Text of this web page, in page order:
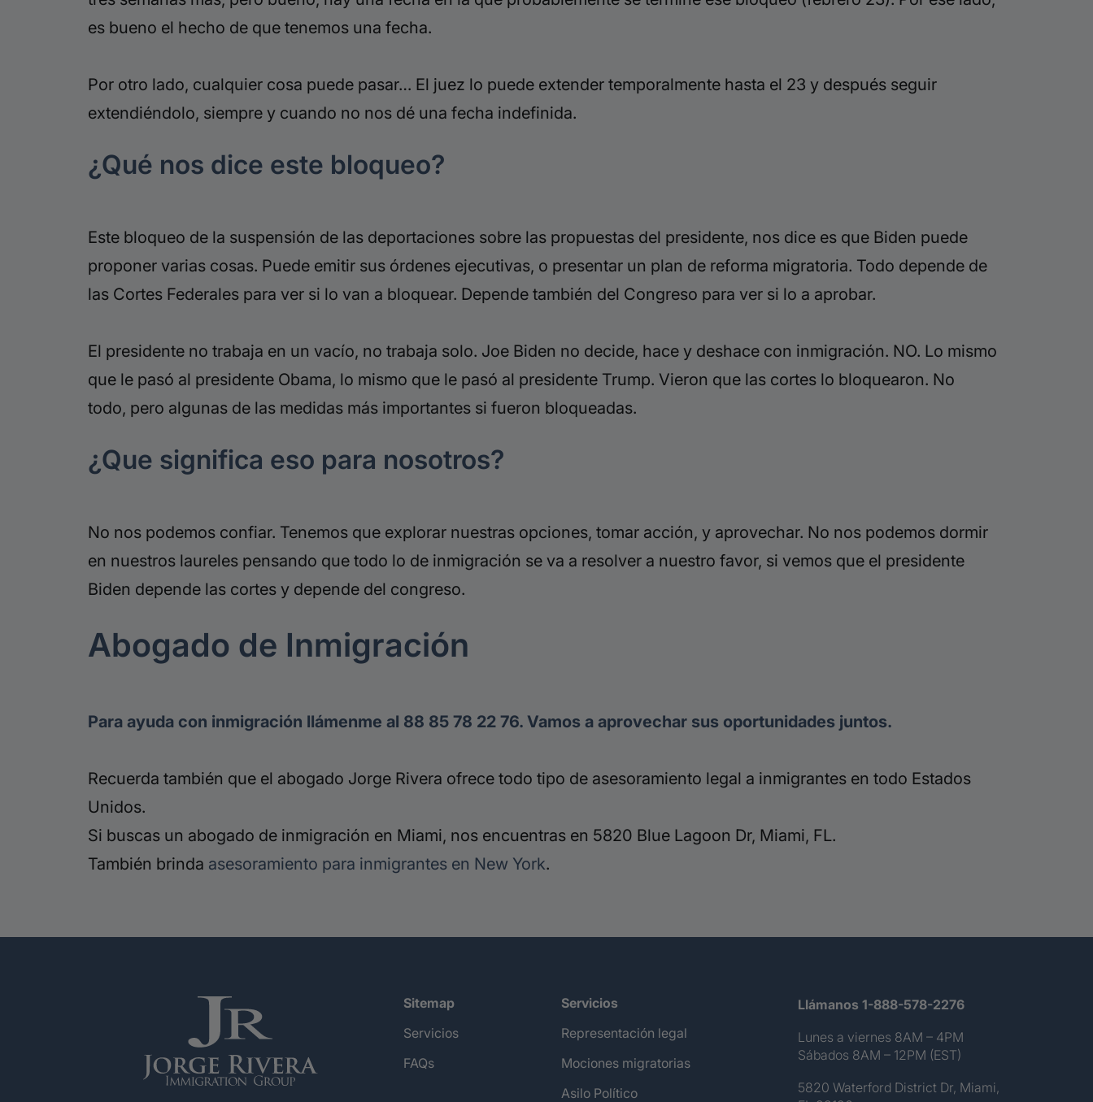
es bueno el hecho de que tenemos una fecha.
Por otro lado, cualquier cosa puede pasar… El juez lo puede extender temporalmente hasta el 23 y después seguir
extendiéndolo, siempre y cuando no nos dé una fecha indefinida.
¿Qué nos dice este bloqueo?
Este bloqueo de la suspensión de las deportaciones sobre las propuestas del presidente, nos dice es que Biden puede
proponer varias cosas. Puede emitir sus órdenes ejecutivas, o presentar un plan de reforma migratoria. Todo depende de
las Cortes Federales para ver si lo van a bloquear. Depende también del Congreso para ver si lo a aprobar.
El presidente no trabaja en un vacío, no trabaja solo. Joe Biden no decide, hace y deshace con inmigración. NO. Lo mismo
que le pasó al presidente Obama, lo mismo que le pasó al presidente Trump. Vieron que las cortes lo bloquearon. No
todo, pero algunas de las medidas más importantes si fueron bloqueadas.
¿Que significa eso para nosotros?
No nos podemos confiar. Tenemos que explorar nuestras opciones, tomar acción, y aprovechar. No nos podemos dormir
en nuestros laureles pensando que todo lo de inmigración se va a resolver a nuestro favor, si vemos que el presidente
Biden depende las cortes y depende del congreso.
Abogado de Inmigración
Para ayuda con inmigración llámenme al 88 85 78 22 76. Vamos a aprovechar sus oportunidades juntos.
Recuerda también que el abogado Jorge Rivera ofrece todo tipo de asesoramiento legal a inmigrantes en todo Estados
Unidos.
Si buscas un abogado de inmigración en Miami, nos encuentras en 5820 Blue Lagoon Dr, Miami, FL.
También brinda asesoramiento para inmigrantes en New York.
Sitemap
Servicios
FAQs
Servicios
Representación legal
Mociones migratorias
Asilo Político
Llámanos 1-888-578-2276
Lunes a viernes 8AM – 4PM
Sábados 8AM – 12PM (EST)
5820 Waterford District Dr, Miami,